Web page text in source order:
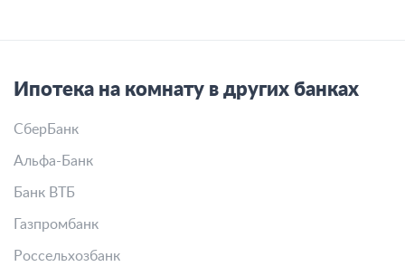
Ипотека на комнату в других банках
СберБанк
Альфа-Банк
Банк ВТБ
Газпромбанк
Россельхозбанк